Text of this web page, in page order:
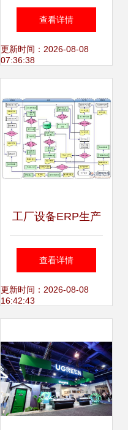
型的基石与系统服
务升级引擎
查看详情
更新时间：2026-08-08
07:36:38
工厂设备ERP生产
管理系统的产品设
计 以数据处理为核
查看详情
更新时间：2026-08-08
16:42:43